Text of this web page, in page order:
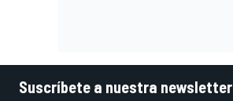
Suscríbete a nuestra newsletter